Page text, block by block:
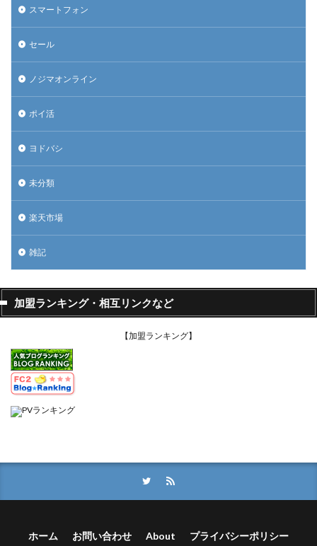
スマートフォン
セール
ノジマオンライン
ポイ活
ヨドバシ
未分類
楽天市場
雑記
加盟ランキング・相互リンクなど
【加盟ランキング】
ホーム お問い合わせ About プライバシーポリシー